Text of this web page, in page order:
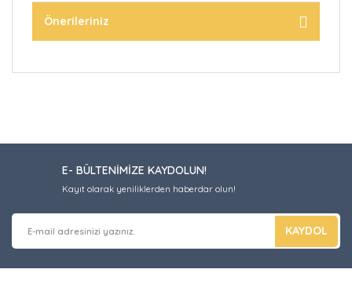
Önerileriniz
E- BÜLTENİMİZE KAYDOLUN!
Kayıt olarak yeniliklerden haberdar olun!
KAYDOL